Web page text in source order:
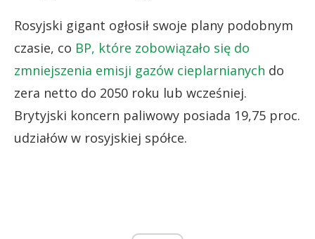
Rosyjski gigant ogłosił swoje plany podobnym
czasie, co BP, które zobowiązało się do
zmniejszenia emisji gazów cieplarnianych do
zera netto do 2050 roku lub wcześniej.
Brytyjski koncern paliwowy posiada 19,75 proc.
udziałów w rosyjskiej spółce.